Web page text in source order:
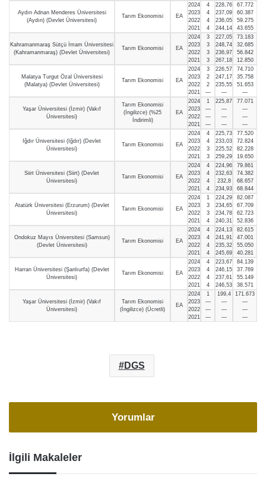
Aydın Adnan Menderes Üniversitesi
(Aydın) (Devlet Üniversitesi)
Tarım Ekonomisi EA
2024
2023
2022
2021
4
4
4
4
228,76
237,09
236,05
244,14
67.772
60.387
59.275
43.655
Kahramanmaraş Sütçü İmam Üniversitesi
(Kahramanmaraş) (Devlet Üniversitesi)
Tarım Ekonomisi EA
2024
2023
2022
2021
3
3
3
3
227,05
248,74
236,97
267,18
73.183
32.685
56.842
12.850
Malatya Turgut Özal Üniversitesi
(Malatya) (Devlet Üniversitesi)
Tarım Ekonomisi EA
2024
2023
2022
2021
3
2
2
—
226,57
247,17
235,55
—
74.710
35.758
51.653
—
Yaşar Üniversitesi (İzmir) (Vakıf
Üniversitesi)
Tarım Ekonomisi
(İngilizce) (%25
İndirimli)
EA
2024
2023
2022
2021
1
—
—
—
225,87
—
—
—
77.071
—
—
—
Iğdır Üniversitesi (Iğdır) (Devlet
Üniversitesi)
Tarım Ekonomisi EA
2024
2023
2022
2021
4
4
3
3
225,73
233,03
225,52
259,29
77.520
72.824
82.228
19.650
Siirt Üniversitesi (Siirt) (Devlet
Üniversitesi)
Tarım Ekonomisi EA
2024
2023
2022
2021
4
4
4
4
224,96
232,63
232,8
234,93
79.861
74.382
68.657
68.844
Atatürk Üniversitesi (Erzurum) (Devlet
Üniversitesi)
Tarım Ekonomisi EA
2024
2023
2022
2021
1
3
3
4
224,29
234,65
234,78
240,31
82.087
67.709
62.723
52.836
Ondokuz Mayıs Üniversitesi (Samsun)
(Devlet Üniversitesi)
Tarım Ekonomisi EA
2024
2023
2022
2021
4
4
4
4
224,13
241,91
235,32
245,69
82.615
47.001
55.050
40.281
Harran Üniversitesi (Şanlıurfa) (Devlet
Üniversitesi)
Tarım Ekonomisi EA
2024
2023
2022
2021
4
4
4
4
223,67
246,15
237,61
246,53
84.139
37.769
55.149
38.571
Yaşar Üniversitesi (İzmir) (Vakıf
Üniversitesi)
Tarım Ekonomisi
(İngilizce) (Ücretli)
EA
2024
2023
2022
2021
1
—
—
—
199,4
—
—
—
171.673
—
—
—
DGS
Yorumlar
İlgili Makaleler